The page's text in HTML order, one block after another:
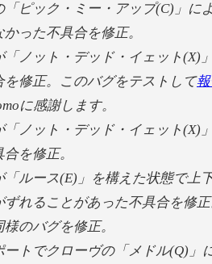
「ピック・ミー・アップ(C)」
った不具合を修正。
「ノット・デッド・イェット(X)
を修正。このバグをテストして
に感謝します。
「ノット・デッド・イェット(X)
を修正。
「ルース(E)」を構えた状態で上
ずれることがあった不具合を修
のバグを修正。
ートでクローヴの「メドル(Q)」